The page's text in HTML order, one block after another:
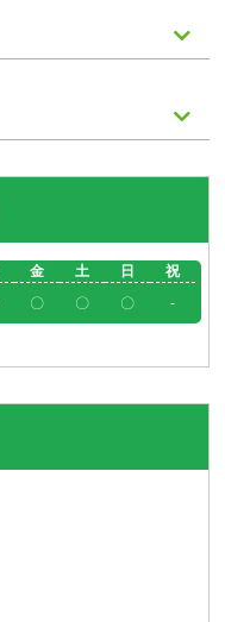
金 土 日
祝
〇 〇 〇 -